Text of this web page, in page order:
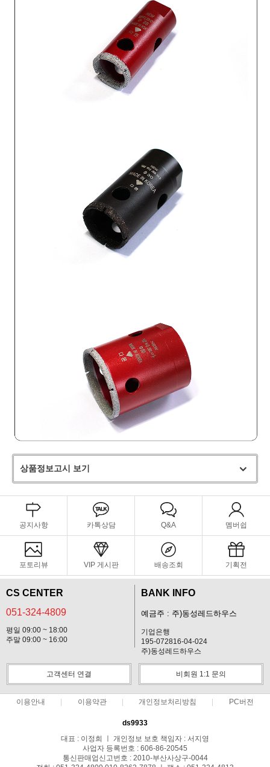
상품정보고시 보기
공지사항 카톡상담 Q&A 멤버쉽
포토리뷰 VIP 게시판 배송조회 기획전
CS CENTER
051-324-4809
평일 09:00 ~ 18:00
주말 09:00 ~ 16:00
BANK INFO
예금주 : 주)동성레드하우스
기업은행
195-072816-04-024
주)동성레드하우스
고객센터 연결 비회원 1:1 문의
이용안내 이용약관 개인정보처리방침 PC버전
ds9933
대표 : 이정희 ㅣ 개인정보 보호 책임자 : 서지영
사업자 등록번호 : 606-86-20545
통신판매업신고번호 : 2010-부산사상구-0044